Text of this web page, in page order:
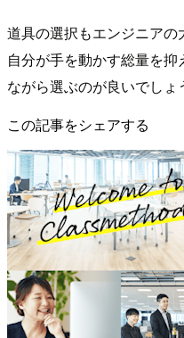
道具の選択もエンジニアの
自分が手を動かす総量を
ながら選ぶのが良いでしょ
この記事をシェアする